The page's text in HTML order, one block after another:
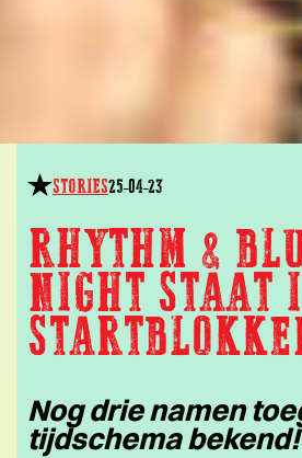
STORIES25-04-23
RHYTHM &
NIGHT STAAT
Nog drie namen
tijdschema bekend!